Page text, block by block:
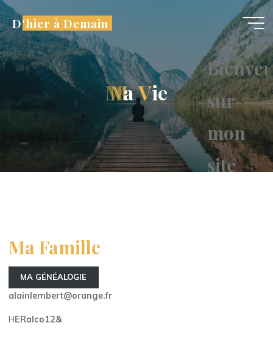
Aller
au
contenu
D'hier à Demain
sur
mon
site
M
MaVie
Ma Famille
MA GÉNÉALOGIE
alainlembert@orange.fr
HERalco12&